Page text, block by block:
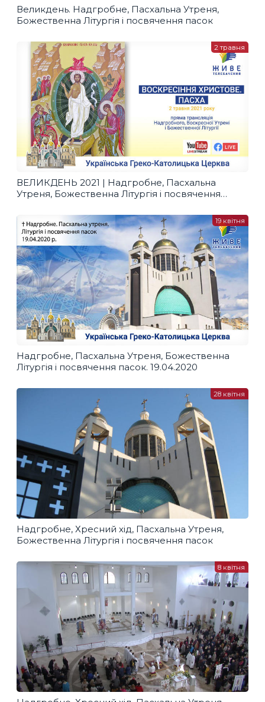
Великдень. Надгробне, Пасхальна Утреня,
Божественна Літургія і посвячення пасок
ВЕЛИКДЕНЬ 2021 | Надгробне, Пасхальна
Утреня, Божественна Літургія і посвячення
2 травня
Надгробне, Пасхальна Утреня, Божественна
Літургія і посвячення пасок. 19.04.2020
19 квітня
Надгробне, Хресний хід, Пасхальна Утреня,
Божественна Літургія і посвячення пасок
28 квітня
8 квітня